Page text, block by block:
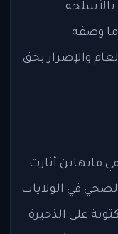
بالأسلحة
ما وصفه
والإضرار بحق
مانهاتن أثارت
في الولايات
على الذخيرة